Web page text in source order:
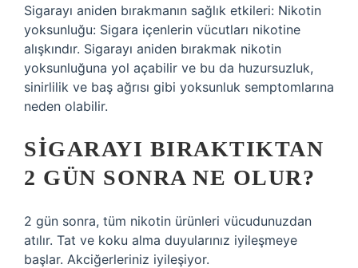
Sigarayı aniden bırakmanın sağlık etkileri: Nikotin
yoksunluğu: Sigara içenlerin vücutları nikotine
alışkındır. Sigarayı aniden bırakmak nikotin
yoksunluğuna yol açabilir ve bu da huzursuzluk,
sinirlilik ve baş ağrısı gibi yoksunluk semptomlarına
neden olabilir.
SIGARAYI BIRAKTIKTAN
2 GÜN SONRA NE OLUR?
2 gün sonra, tüm nikotin ürünleri vücudunuzdan
atılır. Tat ve koku alma duyularınız iyileşmeye
başlar. Akciğerleriniz iyileşiyor.